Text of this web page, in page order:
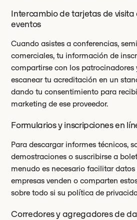
Intercambio de tarjetas de visita
eventos
Cuando asistes a conferencias,
comerciales, tu información de
compartirse con los patrocinadores
escanear tu acreditación en un
dando tu consentimiento para
marketing de ese proveedor.
Formularios y inscripciones en
Para descargar informes técnicos,
demostraciones o suscribirse a
menudo es necesario facilitar
empresas venden o comparten
sobre todo si su política de
Corredores y agregadores de